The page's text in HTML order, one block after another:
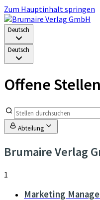
Zum Hauptinhalt springen
Deutsch
Deutsch
Offene Stellen
Abteilung
Brumaire Verlag
1
Marketing